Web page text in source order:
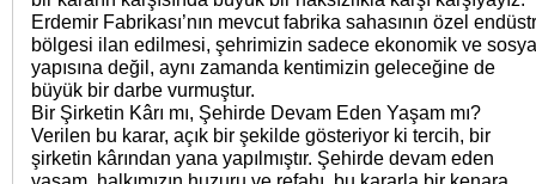
Erdemir Fabrikası’nın mevcut fabrika sahasının özel
bölgesi ilan edilmesi, şehrimizin sadece ekonomik ve
yapısına değil, aynı zamanda kentimizin geleceğine de
büyük bir darbe vurmuştur.
Bir Şirketin Kârı mı, Şehirde Devam Eden Yaşam mı?
Verilen bu karar, açık bir şekilde gösteriyor ki tercih, bir
şirketin kârından yana yapılmıştır. Şehirde devam eden